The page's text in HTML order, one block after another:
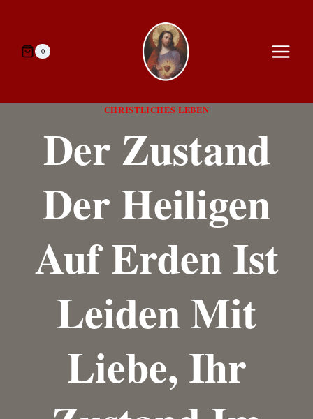
springen0
CHRISTLICHES LEBEN
Der Zustand
Der Heiligen
Auf Erden Ist
Leiden Mit
Liebe, Ihr